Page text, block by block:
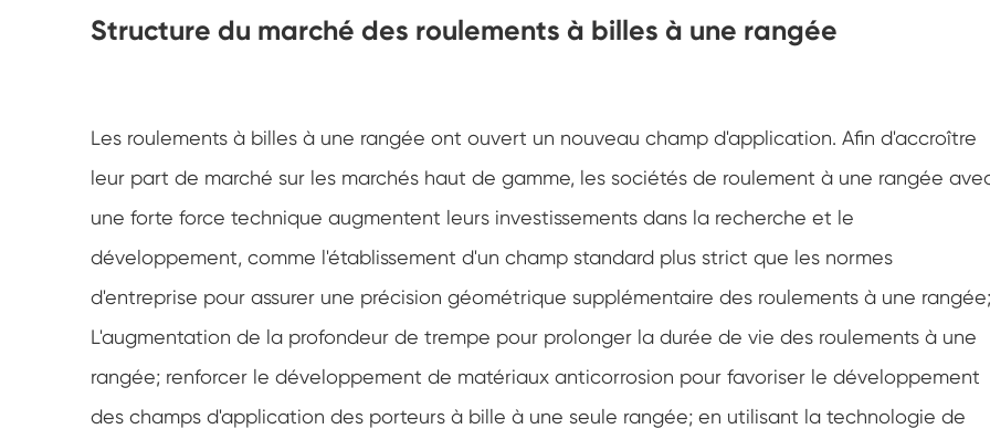
Structure du marché des roulements à billes à une rangée
Les roulements à billes à une rangée ont ouvert un nouveau champ d'application. Afin d'accroître
leur part de marché sur les marchés haut de gamme, les sociétés de roulement à une rangée
une forte force technique augmentent leurs investissements dans la recherche et le
développement, comme l'établissement d'un champ standard plus strict que les normes
d'entreprise pour assurer une précision géométrique supplémentaire des roulements à une rangée;
L'augmentation de la profondeur de trempe pour prolonger la durée de vie des roulements à une
rangée; renforcer le développement de matériaux anticorrosion pour favoriser le développement
des champs d'application des porteurs à bille à une seule rangée; en utilisant la technologie de